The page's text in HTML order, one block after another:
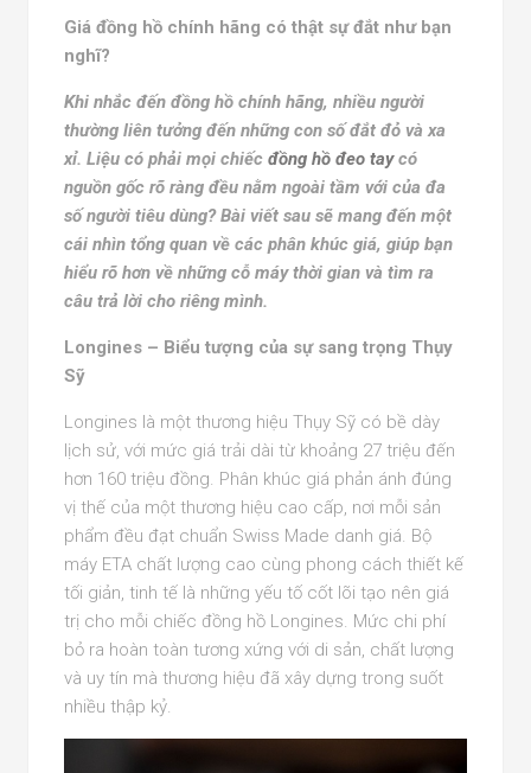
Giá đồng hồ chính hãng có thật sự đắt như bạn
nghĩ?
Khi nhắc đến đồng hồ chính hãng, nhiều người
thường liên tưởng đến những con số đắt đỏ và xa
xỉ. Liệu có phải mọi chiếcđồng hồ đeo taycó
nguồn gốc rõ ràng đều nằm ngoài tầm với của đa
số người tiêu dùng? Bài viết sau sẽ mang đến một
cái nhìn tổng quan về các phân khúc giá, giúp bạn
hiểu rõ hơn về những cỗ máy thời gian và tìm ra
câu trả lời cho riêng mình.
Longines – Biểu tượng của sự sang trọng Thụy
Sỹ
Longines là một thương hiệu Thụy Sỹ có bề dày
lịch sử, với mức giá trải dài từ khoảng 27 triệu đến
hơn 160 triệu đồng. Phân khúc giá phản ánh đúng
vị thế của một thương hiệu cao cấp, nơi mỗi sản
phẩm đều đạt chuẩn Swiss Made danh giá. Bộ
máy ETA chất lượng cao cùng phong cách thiết kế
tối giản, tinh tế là những yếu tố cốt lõi tạo nên giá
trị cho mỗi chiếc đồng hồ Longines. Mức chi phí
bỏ ra hoàn toàn tương xứng với di sản, chất lượng
và uy tín mà thương hiệu đã xây dựng trong suốt
nhiều thập kỷ.